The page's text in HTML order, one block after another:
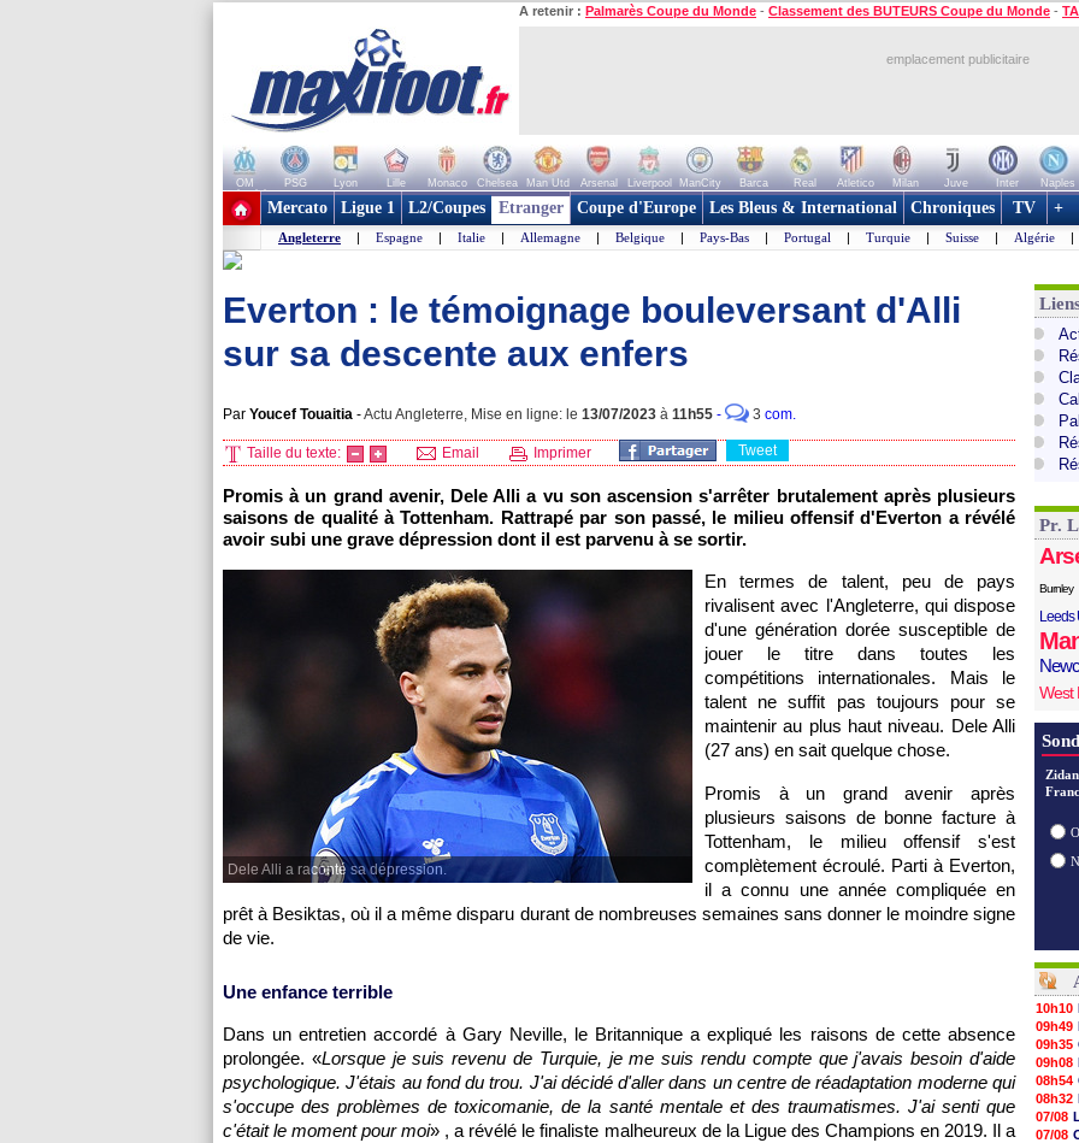
A retenir : Palmarès Coupe du Monde - Classement des BUTEURS Coupe du Monde -
emplacement publicitaire
OM PSG Lyon Lille Monaco Chelsea Man Utd Arsenal Liverpool ManCity Barca Real Atletico Milan Juve Inter Naples
+ de clubs
Mercato Ligue 1 L2/Coupes Etranger Coupe d'Europe Les Bleus & International Chroniques TV +
Angleterre | Espagne | Italie | Allemagne | Belgique | Pays-Bas | Portugal | Turquie | Suisse | Algérie |
Everton : le témoignage bouleversant d'Alli
sur sa descente aux enfers
Par Youcef Touaitia -Actu Angleterre, Mise en ligne: le 13/07/2023 à 11h55 - 3 com.
Taille du texte: Email Imprimer Tweet
Promis à un grand avenir, Dele Alli a vu son ascension s'arrêter brutalement après plusieurs
saisons de qualité à Tottenham. Rattrapé par son passé, le milieu offensif d'Everton a révélé
avoir subi une grave dépression dont il est parvenu à se sortir.
Dele Alli a raconté sa dépression.
En termes de talent, peu de pays
rivalisent avec l'Angleterre, qui dispose
d'une génération dorée susceptible de
jouer le titre dans toutes les
compétitions internationales. Mais le
talent ne suffit pas toujours pour se
maintenir au plus haut niveau. Dele Alli
(27 ans) en sait quelque chose.
Promis à un grand avenir après
plusieurs saisons de bonne facture à
Tottenham, le milieu offensif s'est
complètement écroulé. Parti à Everton,
il a connu une année compliquée en
prêt à Besiktas, où il a même disparu durant de nombreuses semaines sans donner le moindre signe
de vie.
Une enfance terrible
Dans un entretien accordé à Gary Neville, le Britannique a expliqué les raisons de cette absence
prolongée. «Lorsque je suis revenu de Turquie, je me suis rendu compte que j'avais besoin d'aide
psychologique. J'étais au fond du trou. J'ai décidé d'aller dans un centre de réadaptation moderne qui
s'occupe des problèmes de toxicomanie, de la santé mentale et des traumatismes. J'ai senti que
c'était le moment pour moi» , a révélé le finaliste malheureux de la Ligue des Champions en 2019. Il a
Pr.
Burnley
Leeds
West
10h10
09h49
09h35
09h08
08h54
08h32
07/08
07/08